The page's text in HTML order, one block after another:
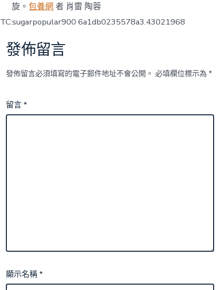
旋。包養網 者 肖雷 陶蓉
TC:sugarpopular900 6a1db0235578a3.43021968
發佈留言
發佈留言必須填寫的電子郵件地址不會公開。 必填欄位標示為*
留言*
顯示名稱*